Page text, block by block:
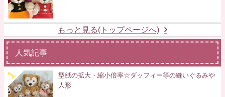
もっと見る(トップページへ)
人気記事
型紙の拡大・縮小倍率☆ダッフィー等の縫いぐるみや
人形